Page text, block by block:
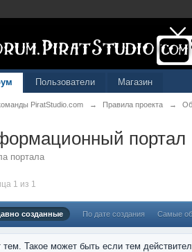
Пользователи Магазин
PiratStudio.com → Правила проекта →
портал
портала
1 из 1
созданные По дате создания Самые
тем. Такое может быть если тем